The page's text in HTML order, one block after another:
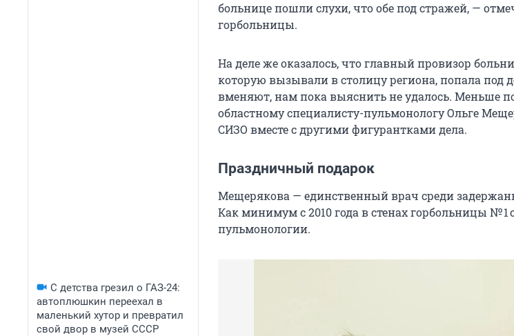
С детства грезил о ГАЗ-24:
автоплюшкин переехал в
маленький хутор и превратил
свой двор в музей СССР
больнице пошли слухи, что обе под стражей, —
горбольницы.
На деле же оказалось, что главный провизор
которую вызывали в столицу региона, попала под
вменяют, нам пока выяснить не удалось. Меньше
областному специалисту-пульмонологу Ольге
СИЗО вместе с другими фигурантками дела.
Праздничный подарок
Мещерякова — единственный врач среди
Как минимум с 2010 года в стенах горбольницы № 1
пульмонологии.